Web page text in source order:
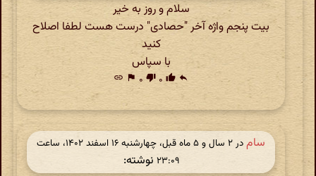
سلام و روز به خیر
بیت پنجم واژه آخر "حصادی" درست هست لطفا اصلاح
کنید
با سپاس
reply
thumb_up ۰ thumb_down ۰ flag
link
سام
در ‫۲ سال و ۵ ماه قبل، چهارشنبه ۱۶ اسفند ۱۴۰۲، ساعت
۲۳:۰۹ نوشته: